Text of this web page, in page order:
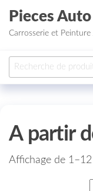
Aller au contenu
Pieces
Carrosserie et
Recherche pour :
A partir
Affichage de